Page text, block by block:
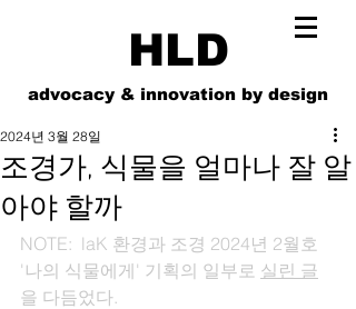
HLD
advocacy & innovation by design
조경가, 식물을 얼마나 잘 알
아야 할까
2024년 3월 28일
NOTE:  laK 환경과 조경 2024년 2월호
'나의 식물에게' 기획의 일부로 실린 글
을 다듬었다.